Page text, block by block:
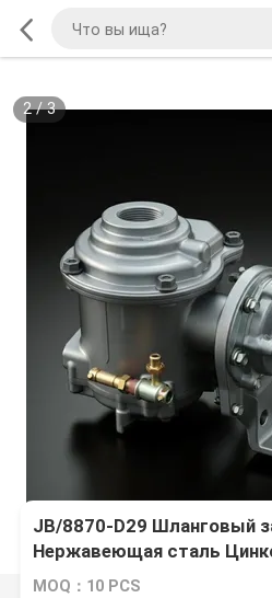
2/3
JB/8870-D29 Шланговый
Нержавеющая сталь
головка болта
MOQ：10 PCS